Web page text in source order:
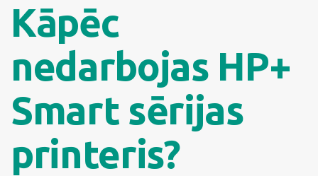
Kāpēc
nedarbojas HP+
Smart sērijas
printeris?